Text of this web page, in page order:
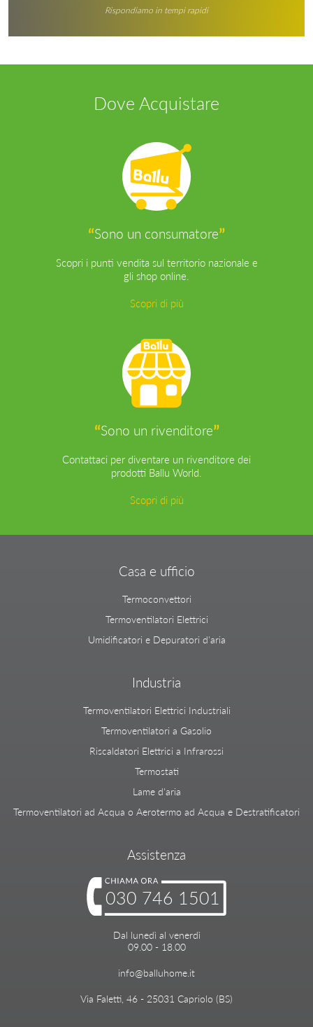
Rispondiamo in tempi rapidi
Dove Acquistare
“Sono un consumatore”
Scopri i punti vendita sul territorio nazionale e
gli shop online.
Scopri di più
“Sono un rivenditore”
Contattaci per diventare un rivenditore dei
prodotti Ballu World.
Scopri di più
Casa e ufficio
Termoconvettori
Termoventilatori Elettrici
Umidificatori e Depuratori d'aria
Industria
Termoventilatori Elettrici Industriali
Termoventilatori a Gasolio
Riscaldatori Elettrici a Infrarossi
Termostati
Lame d'aria
Termoventilatori ad Acqua o Aerotermo ad Acqua e Destratificatori
Assistenza
030 746 1501
Dal lunedì al venerdì
09.00 - 18.00
info@balluhome.it
Via Faletti, 46 - 25031 Capriolo (BS)